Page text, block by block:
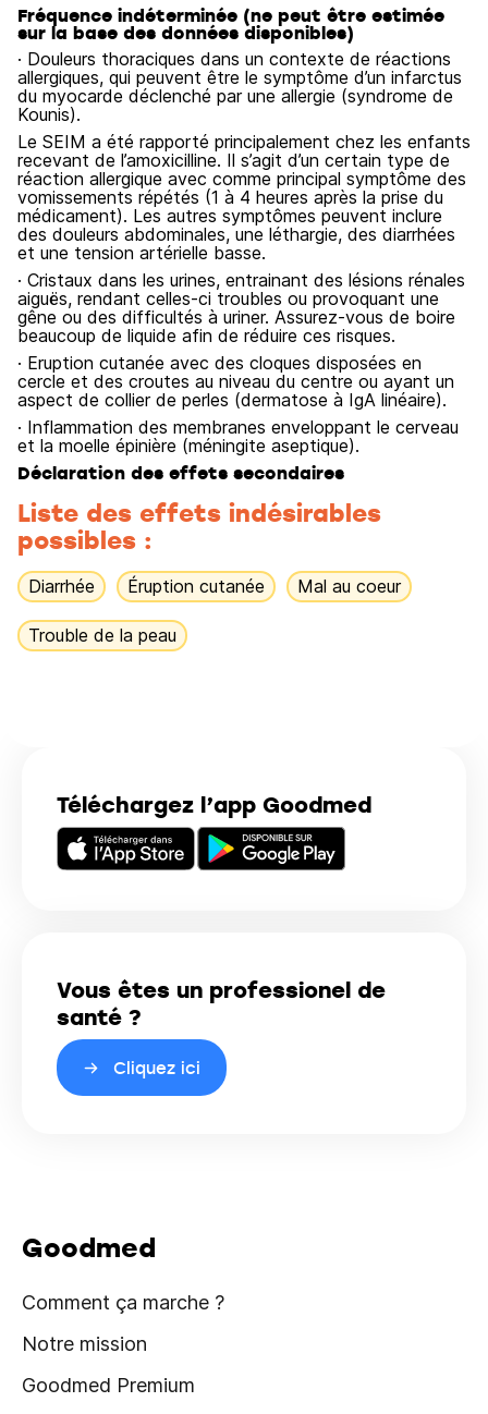
Téléchargez l’app Goodmed
Vous êtes un professionel de
santé ?
Cliquez ici
Fréquence indéterminée (ne peut être estimée
sur la base des données disponibles)
· Douleurs thoraciques dans un contexte de réactions
allergiques, qui peuvent être le symptôme d’un infarctus
du myocarde déclenché par une allergie (syndrome de
Kounis).
Le SEIM a été rapporté principalement chez les enfants
recevant de l’amoxicilline. Il s’agit d’un certain type de
réaction allergique avec comme principal symptôme des
vomissements répétés (1 à 4 heures après la prise du
médicament). Les autres symptômes peuvent inclure
des douleurs abdominales, une léthargie, des diarrhées
et une tension artérielle basse.
· Cristaux dans les urines, entrainant des lésions rénales
aiguës, rendant celles-ci troubles ou provoquant une
gêne ou des difficultés à uriner. Assurez-vous de boire
beaucoup de liquide afin de réduire ces risques.
· Eruption cutanée avec des cloques disposées en
cercle et des croutes au niveau du centre ou ayant un
aspect de collier de perles (dermatose à IgA linéaire).
· Inflammation des membranes enveloppant le cerveau
et la moelle épinière (méningite aseptique).
Déclaration des effets secondaires
Liste des effets indésirables
possibles :
Diarrhée Éruption cutanée Mal au coeur
Trouble de la peau
Goodmed
Comment ça marche ?
Notre mission
Goodmed Premium